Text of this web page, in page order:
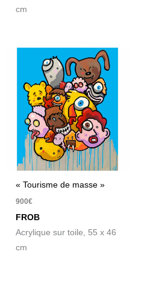
cm
« Tourisme de masse »
900€
FROB
Acrylique sur toile, 55 x 46
cm